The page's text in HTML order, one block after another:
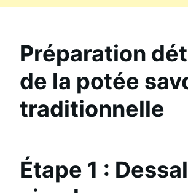
Préparation
de la potée
traditionnelle
Étape 1 :